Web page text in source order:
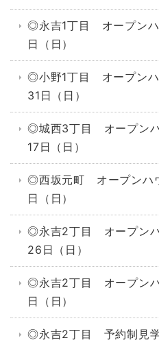
◎永吉1丁目 オープン
日（日）
◎小野1丁目 オープン
31日（日）
◎城西3丁目 オープン
17日（日）
◎西坂元町 オープンハ
日（日）
◎永吉2丁目 オープン
26日（日）
◎永吉2丁目 オープン
日（日）
◎永吉2丁目 予約制見